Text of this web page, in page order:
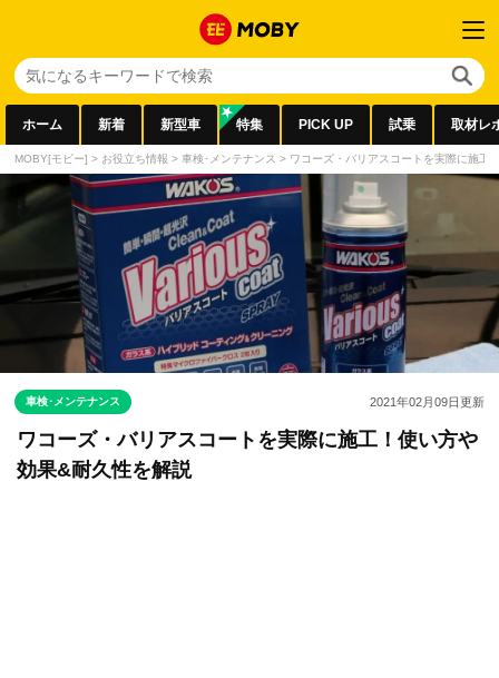
ホーム 新着 新型車 特集 PICK UP 試乗 取材レ
MOBY[モビー] > お役立ち情報 > 車検･メンテナンス > ワコーズ・バリアスコートを実際に施工
車検･メンテナンス 2021年02月09日更新
ワコーズ・バリアスコートを実際に施工！使い方や
効果&耐久性を解説